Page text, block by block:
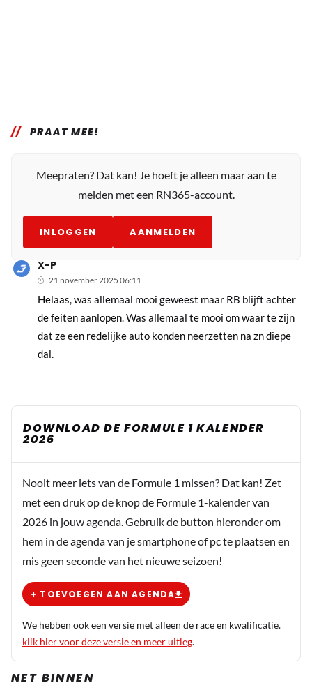
PRAAT MEE!
Meepraten? Dat kan! Je hoeft je alleen maar aan te
melden met een RN365-account.
INLOGGEN AANMELDEN
X-P
21 november 2025 06:11
Helaas, was allemaal mooi geweest maar RB blijft achter
de feiten aanlopen. Was allemaal te mooi om waar te zijn
dat ze een redelijke auto konden neerzetten na zn diepe
dal.
DOWNLOAD DE FORMULE 1 KALENDER
2026
Nooit meer iets van de Formule 1 missen? Dat kan! Zet
met een druk op de knop de Formule 1-kalender van
2026 in jouw agenda. Gebruik de button hieronder om
hem in de agenda van je smartphone of pc te plaatsen en
mis geen seconde van het nieuwe seizoen!
+ TOEVOEGEN AAN AGENDA
We hebben ook een versie met alleen de race en kwalificatie.
klik hier voor deze versie en meer uitleg.
NET BINNEN